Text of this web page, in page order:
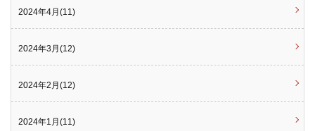
2024年4月(11)
2024年3月(12)
2024年2月(12)
2024年1月(11)